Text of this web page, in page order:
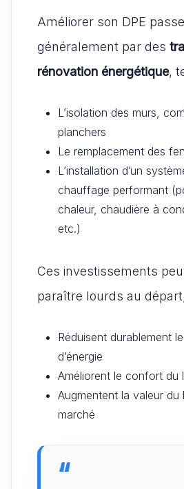
Améliorer son DPE passe
généralement par des
rénovation énergétique,
L’isolation des murs,
planchers
Le remplacement des
L’installation d’un
chauffage performant
chaleur, chaudière à
etc.)
Ces investissements
paraître lourds au
Réduisent durablement
d’énergie
Améliorent le confort du
Augmentent la valeur du
marché